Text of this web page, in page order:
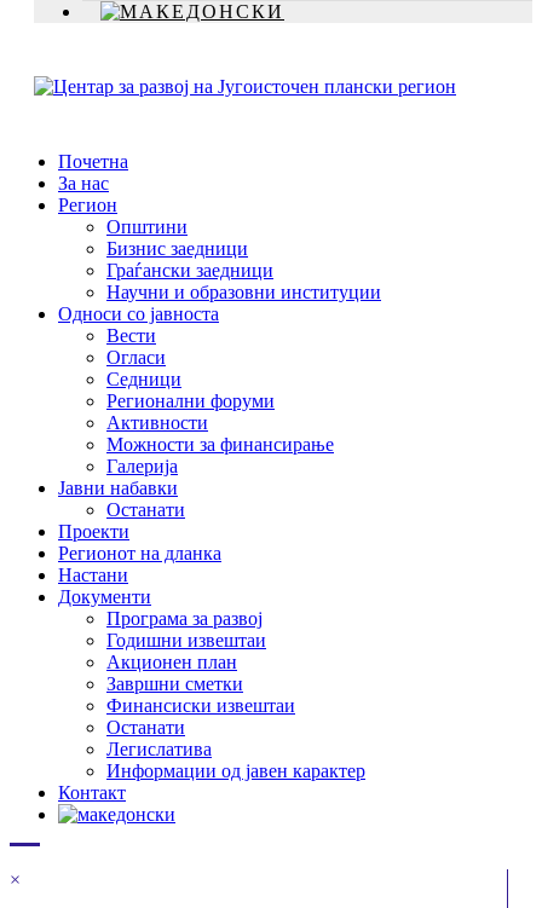
Почетна
За нас
Регион
Општини
Бизнис заедници
Граѓански заедници
Научни и образовни институции
Односи со јавноста
Вести
Огласи
Седници
Регионални форуми
Активности
Можности за финансирање
Галерија
Јавни набавки
Останати
Проекти
Регионот на дланка
Настани
Документи
Програма за развој
Годишни извештаи
Акционен план
Завршни сметки
Финансиски извештаи
Останати
Легислатива
Информации од јавен карактер
Контакт
×